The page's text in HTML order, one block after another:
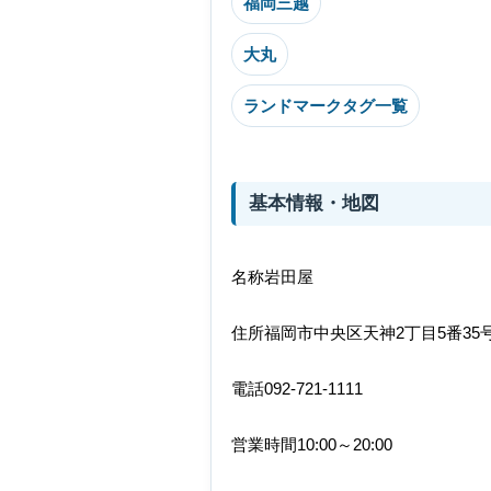
大丸
ランドマークタグ一覧
基本情報・地図
名称岩田屋
住所福岡市中央区天神2丁目5番35
電話092-721-1111
営業時間10:00～20:00